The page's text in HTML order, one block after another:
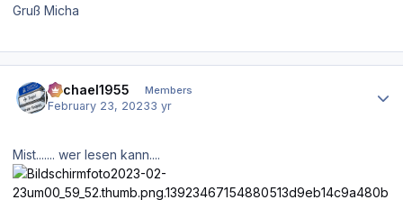
Gruß Micha
Michael1955 Members
February 23, 20233 yr
Mist....... wer lesen kann....